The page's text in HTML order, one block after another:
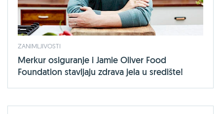
ZANIMLJIVOSTI
Merkur osiguranje i Jamie Oliver Food
Foundation stavljaju zdrava jela u središte!